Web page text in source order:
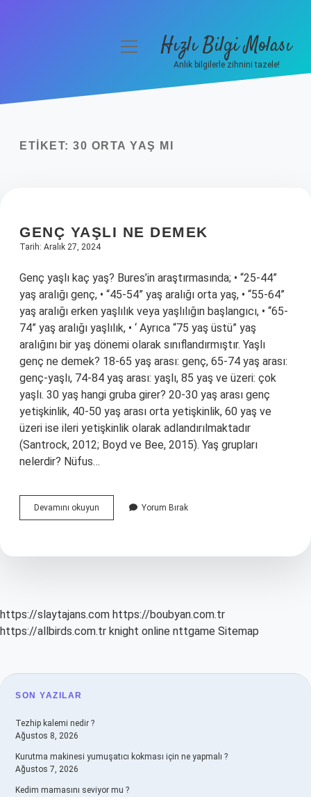
Yasal Uyarı
menüyüHızlı Bilgi Molası
Anlık bilgilerle zihnini tazele!
ETIKET: 30 ORTA YAŞ MI
GENÇ YAŞLI NE DEMEK
Tarih: Aralık 27, 2024
Genç yaşlı kaç yaş? Bures’in araştırmasında; • “25-44”
yaş aralığı genç, • “45-54” yaş aralığı orta yaş, • “55-64”
yaş aralığı erken yaşlılık veya yaşlılığın başlangıcı, • “65-
74” yaş aralığı yaşlılık, • ‘ Ayrıca “75 yaş üstü” yaş
aralığını bir yaş dönemi olarak sınıflandırmıştır. Yaşlı
genç ne demek? 18-65 yaş arası: genç, 65-74 yaş arası:
genç-yaşlı, 74-84 yaş arası: yaşlı, 85 yaş ve üzeri: çok
yaşlı. 30 yaş hangi gruba girer? 20-30 yaş arası genç
yetişkinlik, 40-50 yaş arası orta yetişkinlik, 60 yaş ve
üzeri ise ileri yetişkinlik olarak adlandırılmaktadır
(Santrock, 2012; Boyd ve Bee, 2015). Yaş grupları
nelerdir? Nüfus…
Devamını okuyun
Yaşlı
Yorum Bırak
https://slaytajans.com https://boubyan.com.tr
https://allbirds.com.tr knight online nttgame Sitemap
SIDEBAR
SON YAZILAR
Tezhip kalemi nedir ?
Ağustos 8, 2026
Kurutma makinesi yumuşatıcı kokması için ne yapmalı ?
Ağustos 7, 2026
Kedim mamasını seviyor mu ?